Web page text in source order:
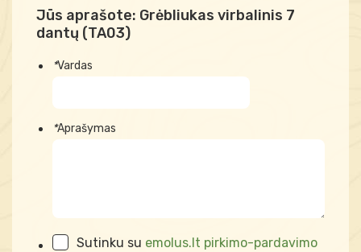
Jūs aprašote: Grėbliukas virbalinis 7
dantų (TA03)
*Vardas
*Aprašymas
Sutinku su emolus.lt pirkimo-pardavimo